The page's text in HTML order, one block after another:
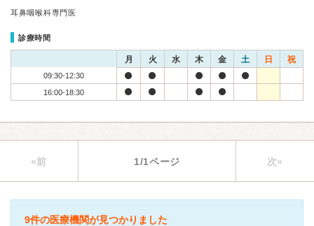
耳鼻咽喉科専門医
診療時間
月 火 水 木 金 土 日 祝
09:30-12:30
16:00-18:30
«前 1/1ページ 次»
9件の医療機関が見つかりました